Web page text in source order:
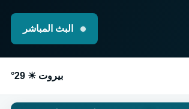
البث المباشر
بيروت ☀ 29°